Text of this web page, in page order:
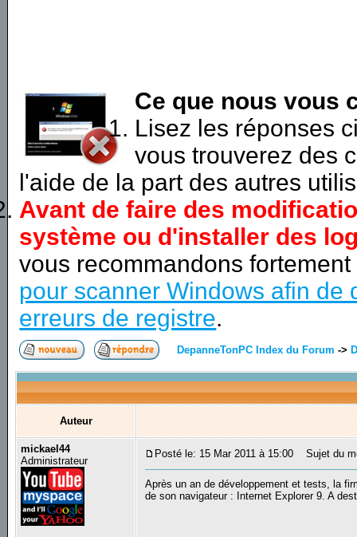
Ce que nous vous
Lisez les réponses
vous trouverez des
l'aide de la part des autres
Avant de faire des
système ou d'installer des
vous recommandons
pour scanner Windows afin de
erreurs de registre.
DepanneTonPC Index du Forum ->
Auteur
mickael44
Administrateur
Posté le: 15 Mar 2011 à 15:00 Sujet du
Après un an de développement et tests, la
de son navigateur : Internet Explorer 9. A